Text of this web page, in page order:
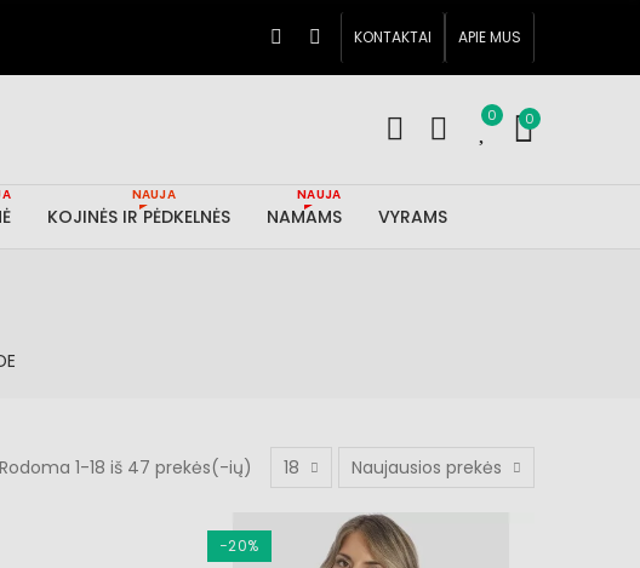
KONTAKTAI APIE MUS
0 0
KOJINĖS IR PĖDKELNĖS
NAUJA
NAMAMS
NAUJA
VYRAMS
Rodoma 1-18 iš 47 prekės(-ių) 18 Naujausios prekės
−20%